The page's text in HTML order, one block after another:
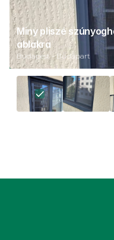
Miny pliszé
ablakra
Budapest - Budapart